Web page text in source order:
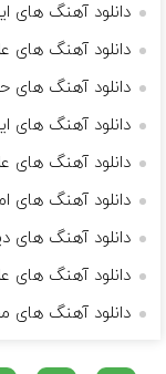
دانلود آهنگ های
دانلود آهنگ های
دانلود آهنگ های
دانلود آهنگ های
دانلود آهنگ های
دانلود آهنگ های
دانلود آهنگ های
دانلود آهنگ های
دانلود آهنگ های